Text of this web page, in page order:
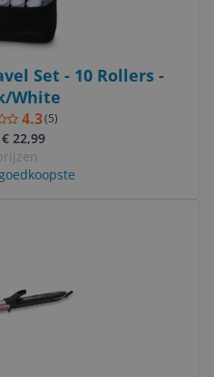
Set - 10 Rollers -
White
4.3(5)
22,99